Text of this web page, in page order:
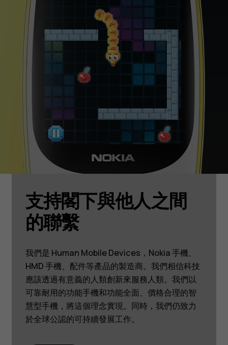
支持閣下與他人之間
的聯繫
我們是 Human Mobile Devices，Nokia 手機、
HMD 手機、配件等產品的製造商。我們相信科技
應該透過有意義的人類創新來服務人類。我們以
可靠耐用的功能手機和功能全面、價格合理的智
慧型手機，將這個理念實現。同時，我們仍致力
於全球公認的可持續發展工作。